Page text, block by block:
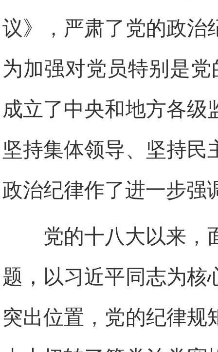
议》，严肃了党的政治
为加强对党员特别是
成立了中央和地方各级
坚持集体领导、坚持民
政治纪律作了进一步强
党的十八大以来，
题，以习近平同志为核
突出位置，党的纪律规